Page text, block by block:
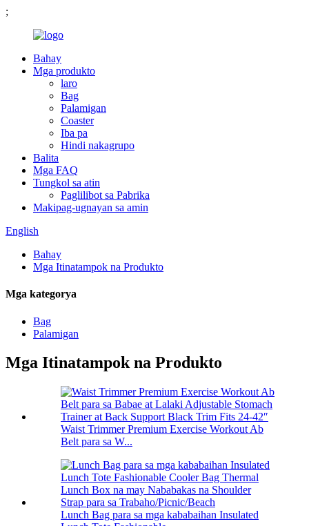
;
Bahay
Mga produkto
laro
Bag
Palamigan
Coaster
Iba pa
Hindi nakagrupo
Balita
Mga FAQ
Tungkol sa atin
Paglilibot sa Pabrika
Makipag-ugnayan sa amin
English
Bahay
Mga Itinatampok na Produkto
Mga kategorya
Bag
Palamigan
Mga Itinatampok na Produkto
Waist Trimmer Premium Exercise Workout Ab
Belt para sa W...
Lunch Bag para sa mga kababaihan Insulated